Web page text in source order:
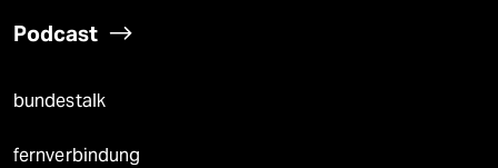
Podcast
bundestalk
fernverbindung